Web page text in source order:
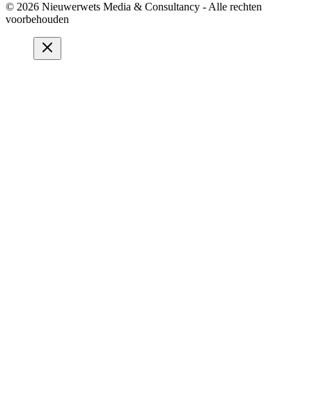
© 2026 Nieuwerwets Media & Consultancy - Alle rechten
voorbehouden